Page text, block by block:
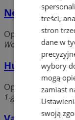
Nobud Sp. z
Opakowania
Wojska Polskiego
Hurt-fol Piotr
Opakowania
1-go maja, 41-20
treści,
stron
dane w
wybory
mogą
zamiast
swoją